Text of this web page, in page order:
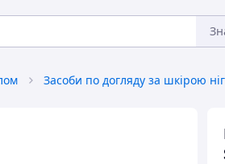
Засоби по догляду за шкірою ніг